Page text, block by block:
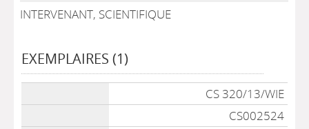
INTERVENANT, SCIENTIFIQUE
EXEMPLAIRES (1)
CS 320/13/WIE
CS002524